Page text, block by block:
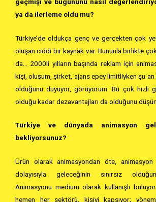
ya da ilerleme oldu mu?
Türkiye’de oldukça genç ve gerçekten çok
oluşan ciddi bir kaynak var. Bununla birlikte
da… 2000li yılların başında reklam için
kişi, oluşum, şirket, ajans epey limitliyken şu an
olduğunu duyuyor, görüyorum. Bu çok hızlı
olduğu kadar dezavantajları da olduğunu
Türkiye ve dünyada animasyon
bekliyorsunuz?
Ürün olarak animasyondan öte,
dolayısıyla geleceğinin sınırsız
Animasyonu medium olarak kullanışlı
hemen her sektörü, kişiyi kapsıyor;